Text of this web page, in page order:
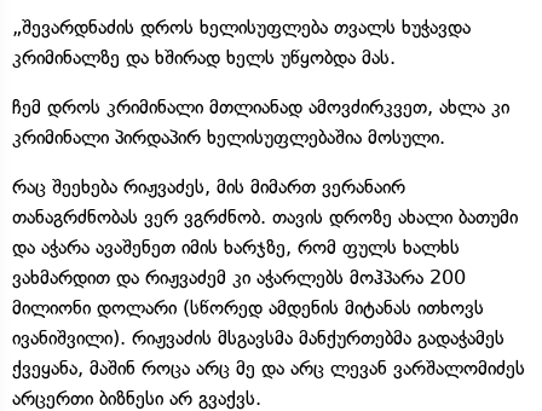
„შევარდნაძის დროს ხელისუფლება თვალს ხუჭავდა
კრიმინალზე და ხშირად ხელს უწყობდა მას.
ჩემ დროს კრიმინალი მთლიანად ამოვძირკვეთ, ახლა კი
კრიმინალი პირდაპირ ხელისუფლებაშია მოსული.
რაც შეეხება რიჟვაძეს, მის მიმართ ვერანაირ
თანაგრძნობას ვერ ვგრძნობ. თავის დროზე ახალი ბათუმი
და აჭარა ავაშენეთ იმის ხარჯზე, რომ ფულს ხალხს
ვახმარდით და რიჟვაძემ კი აჭარლებს მოჰპარა 200
მილიონი დოლარი (სწორედ ამდენის მიტანას ითხოვს
ივანიშვილი). რიჟვაძის მსგავსმა მანქურთებმა გადაჭამეს
ქვეყანა, მაშინ როცა არც მე და არც ლევან ვარშალომიძეს
არცერთი ბიზნესი არ გვაქვს.